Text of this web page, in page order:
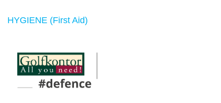
HYGIENE (First Aid)